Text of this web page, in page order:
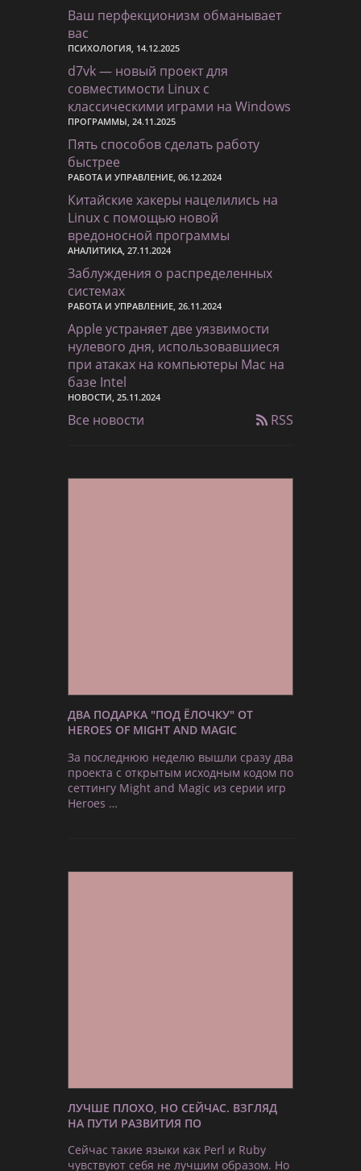
Ваш перфекционизм обманывает
вас
ПСИХОЛОГИЯ, 14.12.2025
d7vk — новый проект для
совместимости Linux с
классическими играми на Windows
ПРОГРАММЫ, 24.11.2025
Пять способов сделать работу
быстрее
РАБОТА И УПРАВЛЕНИЕ, 06.12.2024
Китайские хакеры нацелились на
Linux с помощью новой
вредоносной программы
АНАЛИТИКА, 27.11.2024
Заблуждения о распределенных
системах
РАБОТА И УПРАВЛЕНИЕ, 26.11.2024
Apple устраняет две уязвимости
нулевого дня, использовавшиеся
при атаках на компьютеры Mac на
базе Intel
НОВОСТИ, 25.11.2024
Все новости RSS
ДВА ПОДАРКА "ПОД ЁЛОЧКУ" ОТ
HEROES OF MIGHT AND MAGIC
За последнюю неделю вышли сразу два
проекта с открытым исходным кодом по
сеттингу Might and Magic из серии игр
Heroes …
ЛУЧШЕ ПЛОХО, НО СЕЙЧАС. ВЗГЛЯД
НА ПУТИ РАЗВИТИЯ ПО
Сейчас такие языки как Perl и Ruby
чувствуют себя не лучшим образом. Но